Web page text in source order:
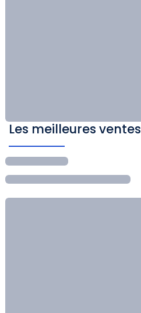
Les meilleures ventes